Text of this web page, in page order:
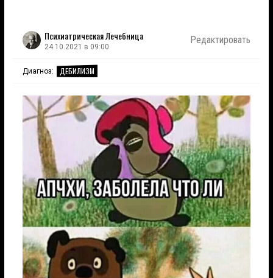
Психиатрическая Лечебница
24.10.2021 в 09:00
Редактировать
Диагноз: ДЕБИЛИЗМ